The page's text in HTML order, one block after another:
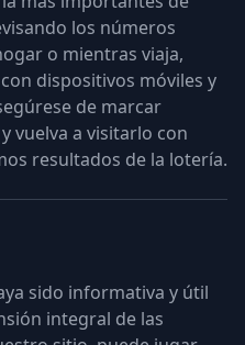
los números
o mientras viaja,
dispositivos móviles y
de marcar
vuelva a visitarlo con
resultados de la lotería.
sido informativa y útil
integral de las